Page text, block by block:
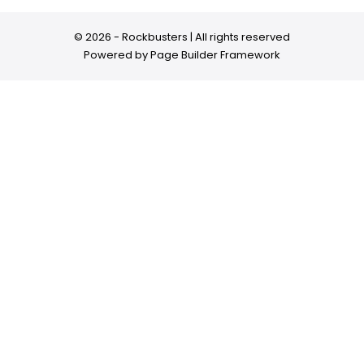
© 2026 - Rockbusters | All rights reserved
Powered byPage Builder Framework